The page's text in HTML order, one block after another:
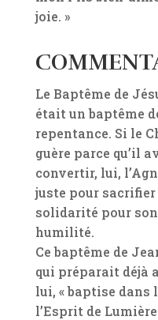
joie. »
Le Baptême de
était un baptême
repentance. Si le
guère parce qu’il
convertir, lui,
juste pour
solidarité pour
humilité.
Ce baptême de
qui préparait déjà
lui, « baptise dans
l’Esprit de